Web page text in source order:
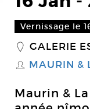
Vernissage le
_ GALERIE
S MAURIN &
Maurin &